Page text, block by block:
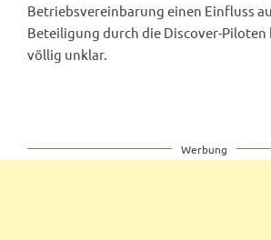
Betriebsvereinbarung einen Einfluss
Beteiligung durch die Discover-
völlig unklar.
Werbung